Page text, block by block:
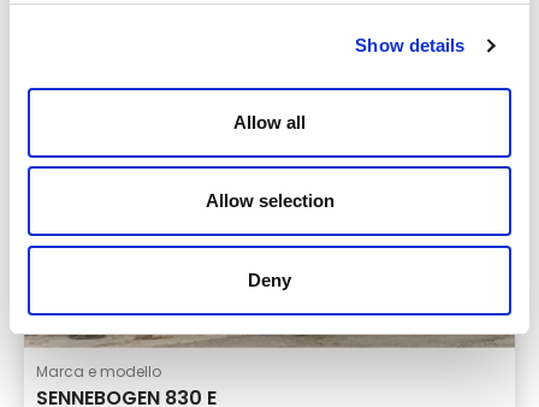
Show details
Allow all
Allow selection
Deny
Marca e modello
SENNEBOGEN 830 E